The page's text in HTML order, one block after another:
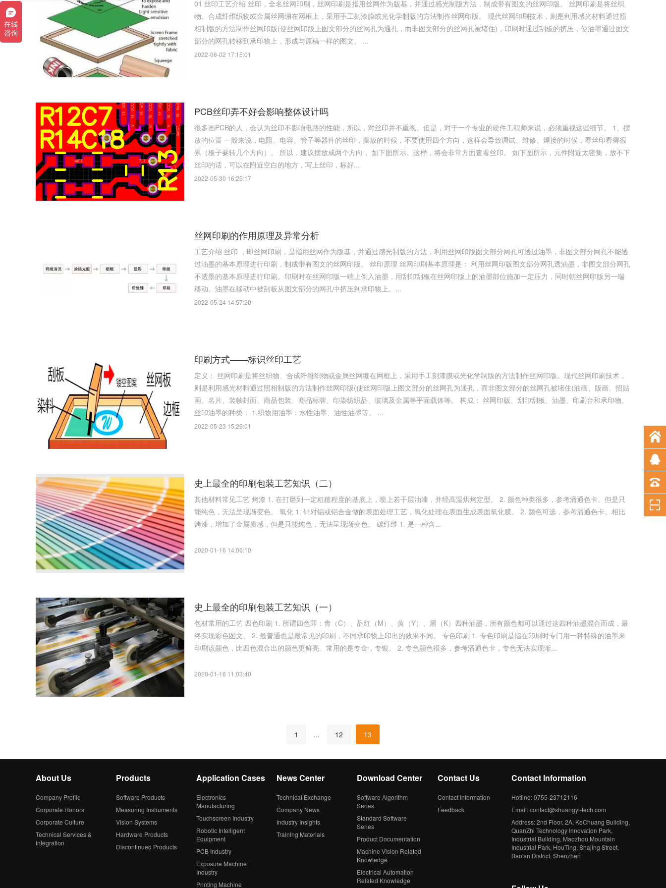
01 丝印工艺介绍 丝印，全名丝网印刷，丝网印刷是指用丝网作为版基，并通过感光制版方法，制成带有图文的丝网印版。 丝网印刷是将丝织
物、合成纤维织物或金属丝网绷在网框上，采用手工刻漆膜或光化学制版的方法制作丝网印版。 现代丝网印刷技术，则是利用感光材料通过照
相制版的方法制作丝网印版(使丝网印版上图文部分的丝网孔为通孔，而非图文部分的丝网孔被堵住)，印刷时通过刮板的挤压，使油墨通过图文
部分的网孔转移到承印物上，形成与原稿一样的图文。 ...
2022-06-02 17:15:01
PCB丝印弄不好会影响整体设计吗
很多画PCB的人，会认为丝印不影响电路的性能，所以，对丝印并不重视。但是，对于一个专业的硬件工程师来说，必须重视这些细节。 1、摆
放的位置 一般来说，电阻、电容、管子等器件的丝印，摆放的时候，不要使用四个方向，这样会导致调试、维修、焊接的时候，看丝印看得很
累（板子要转几个方向）。 所以，建议摆放成两个方向， 如下图所示。这样，将会非常方面查看丝印。 如下图所示，元件附近太密集，放不下
丝印的话，可以在附近空白的地方，写上丝印，标好...
2022-05-30 16:25:17
丝网印刷的作用原理及异常分析
工艺介绍 丝印 ，即丝网印刷，是指用丝网作为版基，并通过感光制版的方法，利用丝网印版图文部分网孔可透过油墨，非图文部分网孔不能透
过油墨的基本原理进行印刷，制成带有图文的丝网印版。 丝印原理 丝网印刷基本原理是： 利用丝网印版图文部分网孔透油墨，非图文部分网孔
不透墨的基本原理进行印刷。印刷时在丝网印版一端上倒入油墨，用刮印刮板在丝网印版上的油墨部位施加一定压力，同时朝丝网印版另一端
移动。油墨在移动中被刮板从图文部分的网孔中挤压到承印物上。...
2022-05-24 14:57:20
印刷方式——标识丝印工艺
定义： 丝网印刷是将丝织物、合成纤维织物或金属丝网绷在网框上，采用手工刻漆膜或光化学制版的方法制作丝网印版。现代丝网印刷技术，
则是利用感光材料通过照相制版的方法制作丝网印版(使丝网印版上图文部分的丝网孔为通孔，而非图文部分的丝网孔被堵住)油画、版画、招贴
画、名片、装帧封面、商品包装、商品标牌、印染纺织品、玻璃及金属等平面载体等。 构成： 丝网印版、刮印刮板、油墨、印刷台和承印物。
丝印油墨的种类： 1.织物用油墨：水性油墨、油性油墨等。 ...
2022-05-23 15:29:01
史上最全的印刷包装工艺知识（二）
其他材料常见工艺 烤漆 1. 在打磨到一定粗糙程度的基底上，喷上若干层油漆，并经高温烘烤定型。 2. 颜色种类很多，参考潘通色卡。但是只
能纯色，无法呈现渐变色。 氧化 1. 针对铝或铝合金做的表面处理工艺，氧化处理在表面生成表面氧化膜。 2. 颜色可选，参考潘通色卡。相比
烤漆，增加了金属质感，但是只能纯色，无法呈现渐变色。 碳纤维 1. 是一种含...
2020-01-16 14:06:10
史上最全的印刷包装工艺知识（一）
包材常用的工艺 四色印刷 1. 所谓四色即：青（C）、品红（M）、黄（Y）、黑（K）四种油墨，所有颜色都可以通过这四种油墨混合而成，最
终实现彩色图文。 2. 最普通也是最常见的印刷，不同承印物上印出的效果不同。 专色印刷 1. 专色印刷是指在印刷时专门用一种特殊的油墨来
印刷该颜色，比四色混合出的颜色更鲜亮。常用的是专金，专银。 2. 专色颜色很多，参考潘通色卡，专色无法实现渐...
2020-01-16 11:03:40
1 ... 12 13
About Us
Company Profile
Corporate Honors
Corporate Culture
Technical Services &
Integration
Products
Software Products
Measuring Instruments
Vision Systems
Hardware Products
Discontinued Products
Application Cases
Electronics
Manufacturing
Touchscreen Industry
Robotic Intelligent
Equipment
PCB Industry
Exposure Machine
Industry
Printing Machine
News Center
Technical Exchange
Company News
Industry Insights
Training Materials
Download Center
Software Algorithm
Series
Standard Software
Series
Product Documentation
Machine Vision Related
Knowledge
Electrical Automation
Related Knowledge
Contact Us
Contact Information
Feedback
Contact Information
Hotline: 0755-23712116
Email: contact@shuangyi-tech.com
Address: 2nd Floor, 2A, KeChuang Building,
QuanZhi Technology Innovation Park,
Industrial Building, Maozhou Mountain
Industrial Park, HouTing, Shajing Street,
Bao'an District, Shenzhen